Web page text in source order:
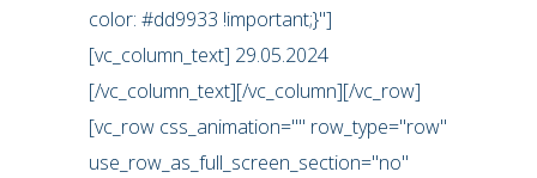
color: #dd9933 !important;}"]
[vc_column_text] 29.05.2024
[/vc_column_text][/vc_column][/vc_row]
[vc_row css_animation="" row_type="row"
use_row_as_full_screen_section="no"